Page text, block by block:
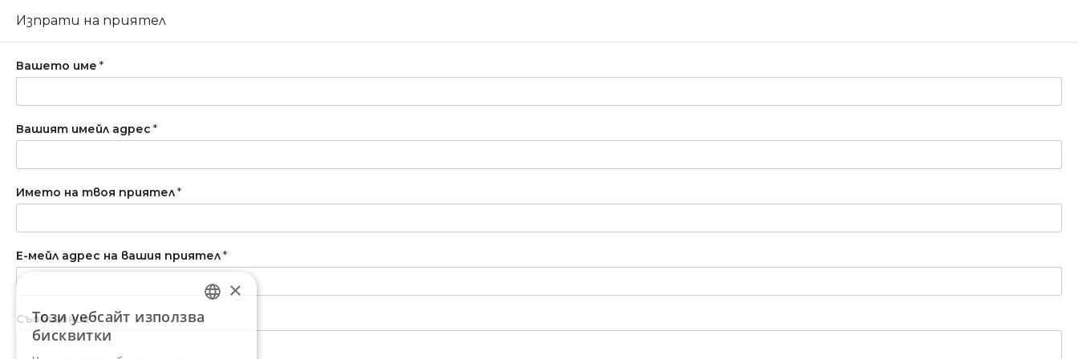
Изпрати на приятел
Вашето име *
Вашият имейл адрес *
Името на твоя приятел*
Е-мейл адрес на вашия приятел*
Съобщение* BULGARIAN
×
Този уебсайт използва
бисквитки